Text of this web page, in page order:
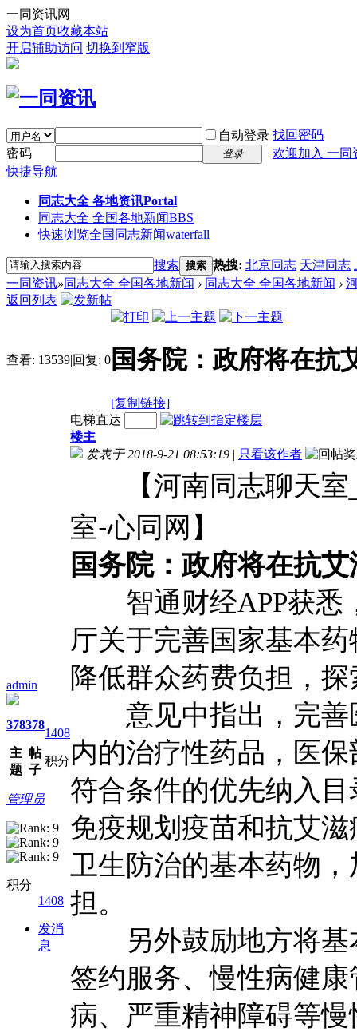
一同资讯网
设为首页收藏本站
开启辅助访问 切换到窄版
自动登录 找回密码
密码
登录
欢迎加入 一同
快捷导航
同志大全 各地资讯Portal
同志大全 全国各地新闻BBS
快速浏览全国同志新闻waterfall
搜索 搜索 热搜: 北京同志 天津同志
一同资讯»同志大全 全国各地新闻 › 同志大全 全国各地新闻 ›
返回列表
查看: 13539|回复: 0 国务院：政府将在抗
[复制链接]
admin
378
主
题
378
帖
子
1408
积分
管理员
积分
1408
发消
息
电梯直达
楼主
发表于 2018-9-21 08:53:19 | 只看该作者
【河南同志聊天
室-心同网】
国务院：政府将在抗
智通财经APP获悉
厅关于完善国家基本
降低群众药费负担，
意见中指出，完善
内的治疗性药品，医
符合条件的优先纳入
免疫规划疫苗和抗艾
卫生防治的基本药物
担。
另外鼓励地方将基
签约服务、慢性病健
病、严重精神障碍等